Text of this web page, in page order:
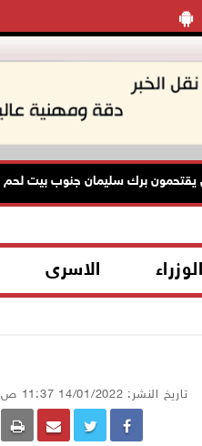
برك سليمان جنوب بيت لحم
الاسرى
تاريخ النشر: 14/01/2022 11:37 ص